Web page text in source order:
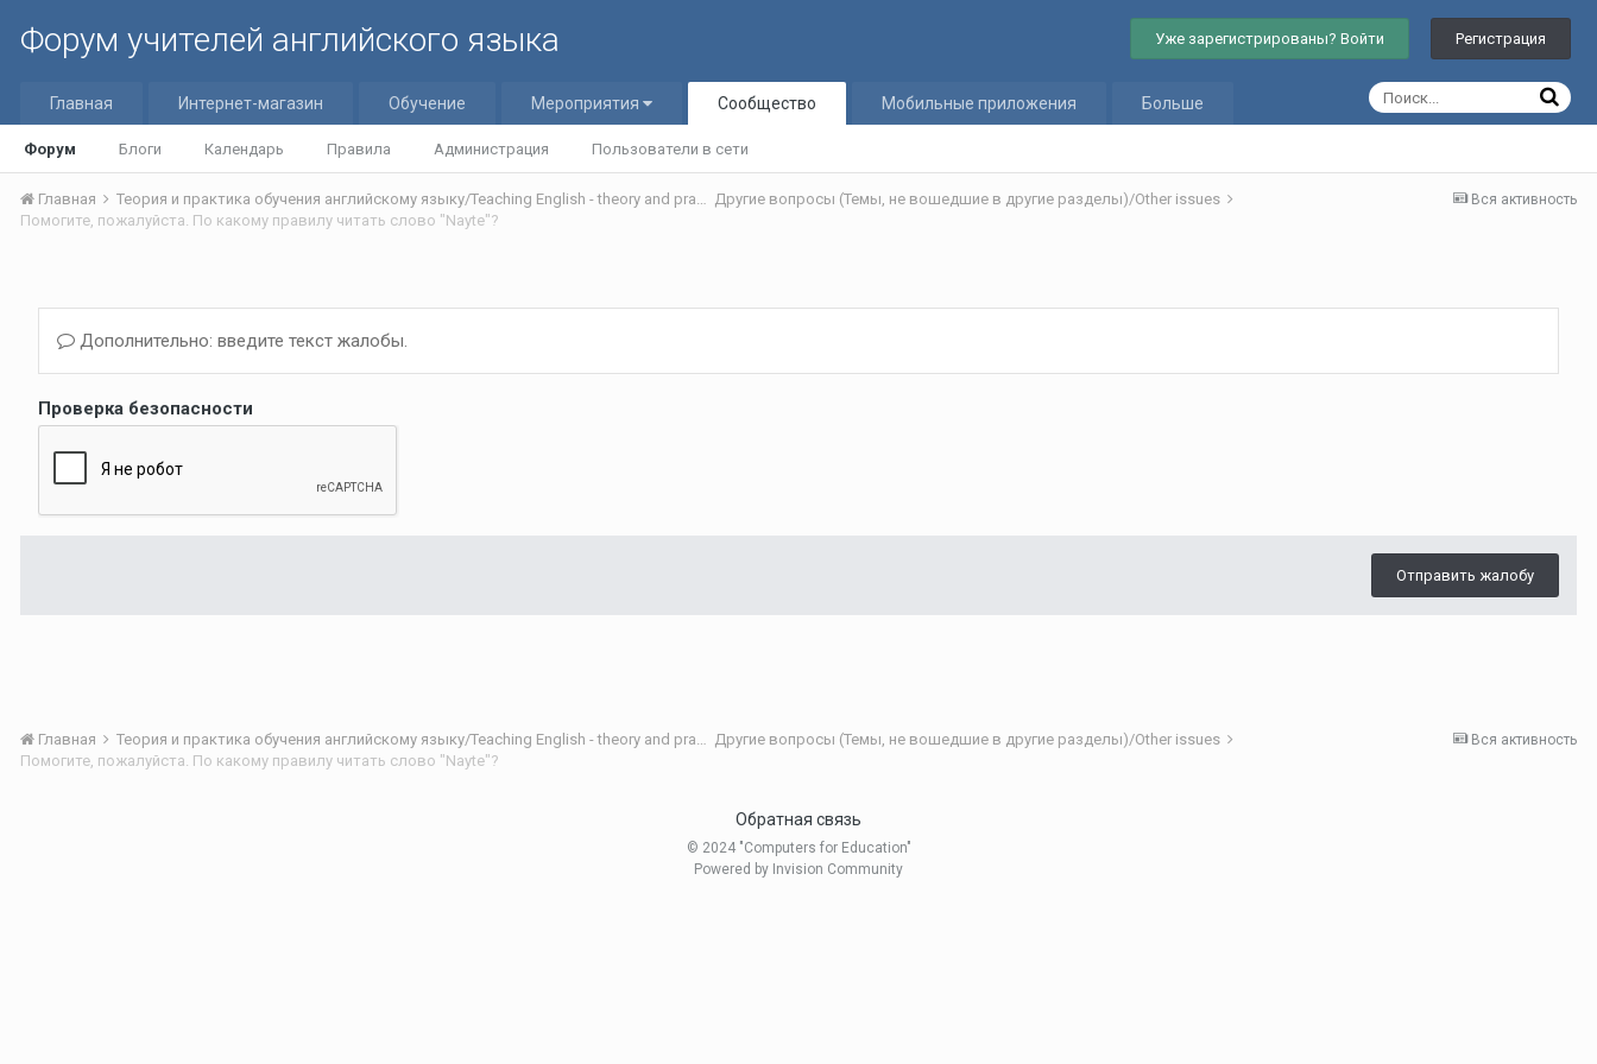
Форум учителей английского языка Уже зарегистрированы? Войти Регистрация
Главная Интернет-магазин Обучение Мероприятия Сообщество
Форум Блоги Календарь Правила Администрация Пользователи в сети
Мобильные приложения Больше
Вся активность
Главная Теория и практика обучения английскому языку/Teaching English - theory and practice Другие вопросы (Темы, не вошедшие в другие разделы)/Other issues
Помогите, пожалуйста. По какому правилу читать слово "Nayte"?
Дополнительно: введите текст жалобы.
Проверка безопасности
Отправить жалобу
Вся активность
Главная Теория и практика обучения английскому языку/Teaching English - theory and practice Другие вопросы (Темы, не вошедшие в другие разделы)/Other issues
Помогите, пожалуйста. По какому правилу читать слово "Nayte"?
Обратная связь
© 2024 "Computers for Education"
Powered by Invision Community